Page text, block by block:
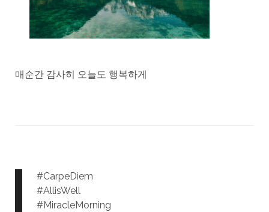
매순간 감사히 오늘도 행복하게
#CarpeDiem
#AllisWell
#MiracleMorning